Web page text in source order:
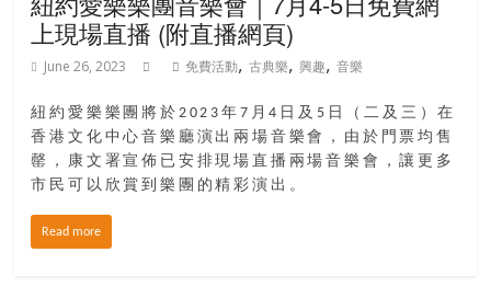
上現場直播 (附直播網頁)
June 26, 2023 免費活動,古典樂,興趣,音樂
紐約愛樂樂團將於2023年7月4日及5日（二及三）在
香港文化中心音樂廳演出兩場音樂會，由於門票均售
罄，康文署宣佈已安排現場直播兩場音樂會，讓更多
市民可以欣賞到樂團的精彩演出。
Read more